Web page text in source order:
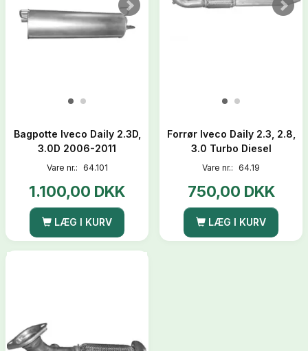
Bagpotte Iveco Daily 2.3D,
3.0D 2006-2011
Vare nr.: 64.101
1.100,00 DKK
LÆG I KURV
Forrør Iveco Daily 2.3, 2.8,
3.0 Turbo Diesel
Vare nr.: 64.19
750,00 DKK
LÆG I KURV